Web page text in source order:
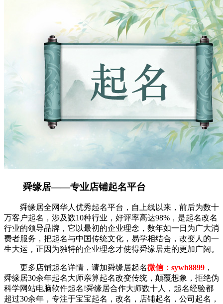
舜缘居——专业店铺起名平台
舜缘居全网华人优秀起名平台，自上线以来，前后为数十
万客户起名，涉及数10种行业，好评率高达98%，是起名改名
行业的领导品牌，它以最初的企业理念，数年如一日为广大消
费者服务，把起名与中国传统文化，易学相结合，改变人的一
生大运，正因为独特的企业理念才使得舜缘居走的更加广阔。
更多店铺起名详情，请加舜缘居起名微信：sywh8899 ，
舜缘居30余年起名大师亲算起名改变传统，颠覆想象，拒绝伪
科学网站电脑软件起名!舜缘居合作大师数十人，起名经验都
超过30余年，专注于宝宝起名，改名，店铺起名，公司起名，